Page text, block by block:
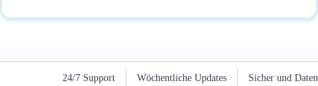
24/7 Support Wöchentliche Updates
Sicher und